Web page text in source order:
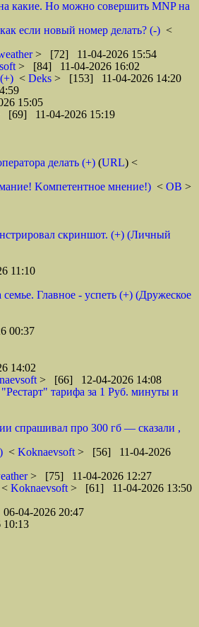
какие. Но можно совершить MNP на
если новый номер делать? (-) <
> [72] 11-04-2026 15:54
> [84] 11-04-2026 16:02
< Deks > [153] 11-04-2026 14:20
15:05
[69] 11-04-2026 15:19
делать (+) (URL) <
Kомпетентное мнение!) < ОВ >
скриншот. (+) (Личный
11:10
Главное - успеть (+) (Дружеское
00:37
14:02
> [66] 12-04-2026 14:08
тарифа за 1 Руб. минуты и
спрашивал про 300 гб — сказали ,
< Koknaevsoft > [56] 11-04-2026
> [75] 11-04-2026 12:27
< Koknaevsoft > [61] 11-04-2026 13:50
04-2026 20:47